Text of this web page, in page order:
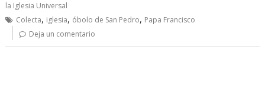
la Iglesia Universal
Colecta, iglesia, óbolo de San Pedro, Papa Francisco
Deja un comentario